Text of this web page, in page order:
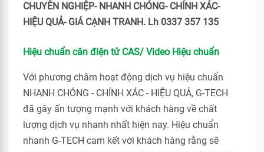
CHUYÊN NGHIỆP- NHANH CHÓNG- CHÍNH XÁC-
HIỆU QUẢ- GIÁ CẠNH TRANH. Lh 0337 357 135
Hiệu chuẩn cân điện tử CAS/ Video Hiệu chuẩn
Với phương châm hoạt động dịch vụ hiệu chuẩn
NHANH CHÓNG - CHÍNH XÁC - HIỆU QUẢ, G-TECH
đã gây ấn tượng mạnh với khách hàng về chất
lượng dịch vụ nhanh nhất hiện nay. Hiệu chuẩn
nhanh G-TECH cam kết với khách hàng rằng sẽ